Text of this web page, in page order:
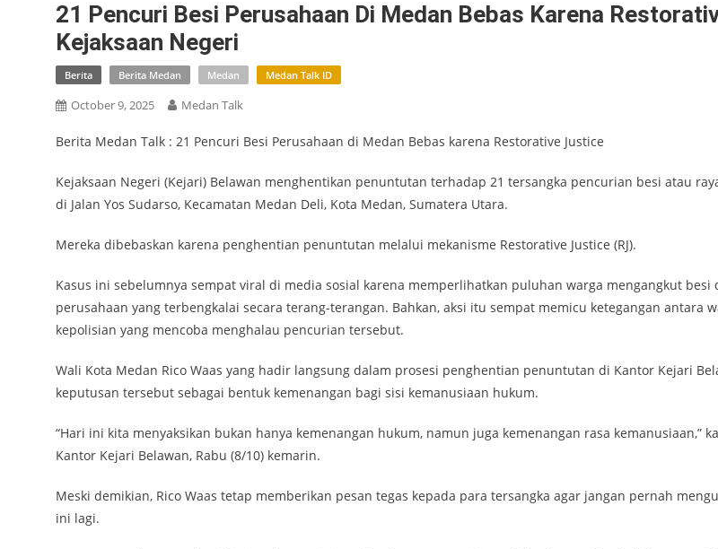
21 Pencuri Besi Perusahaan Di Medan Bebas Karena
Kejaksaan Negeri
Berita Berita Medan Medan Medan Talk ID
October 9, 2025 Medan Talk
Berita Medan Talk : 21 Pencuri Besi Perusahaan di Medan Bebas karena Restorative Justice
Kejaksaan Negeri (Kejari) Belawan menghentikan penuntutan terhadap 21 tersangka pencurian besi atau
di Jalan Yos Sudarso, Kecamatan Medan Deli, Kota Medan, Sumatera Utara.
Mereka dibebaskan karena penghentian penuntutan melalui mekanisme Restorative Justice (RJ).
Kasus ini sebelumnya sempat viral di media sosial karena memperlihatkan puluhan warga mengangkut besi
perusahaan yang terbengkalai secara terang-terangan. Bahkan, aksi itu sempat memicu ketegangan antara
kepolisian yang mencoba menghalau pencurian tersebut.
Wali Kota Medan Rico Waas yang hadir langsung dalam prosesi penghentian penuntutan di Kantor Kejari
keputusan tersebut sebagai bentuk kemenangan bagi sisi kemanusiaan hukum.
“Hari ini kita menyaksikan bukan hanya kemenangan hukum, namun juga kemenangan rasa kemanusiaan,”
Kantor Kejari Belawan, Rabu (8/10) kemarin.
Meski demikian, Rico Waas tetap memberikan pesan tegas kepada para tersangka agar jangan pernah
ini lagi.